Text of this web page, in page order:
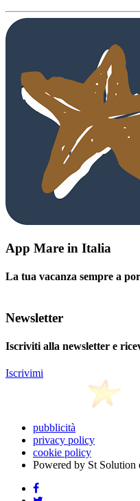
App Mare in Italia
La tua vacanza sempre a
Newsletter
Iscriviti alla newsletter e
Iscrivimi
pubblicità
privacy policy
cookie policy
Powered by St